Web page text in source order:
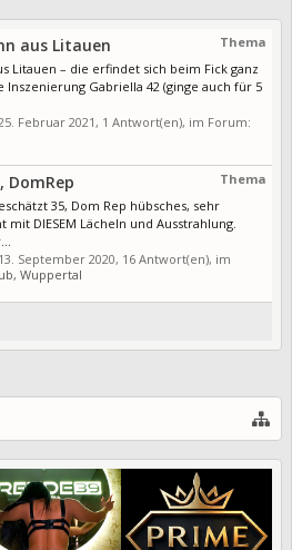
Thema
aus Litauen
Litauen – die erfindet sich beim Fick ganz
Inszenierung Gabriella 42 (ginge auch für 5
Februar 2021, 1 Antwort(en), im Forum:
Thema
DomRep
35, Dom Rep hübsches, sehr
DIESEM Lächeln und Ausstrahlung.
13. September 2020, 16 Antwort(en), im
Wuppertal